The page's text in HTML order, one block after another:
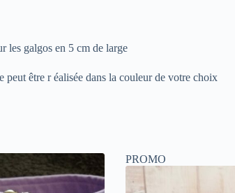
les galgos en 5 cm de large
être r éalisée dans la couleur de votre choix
PROMO